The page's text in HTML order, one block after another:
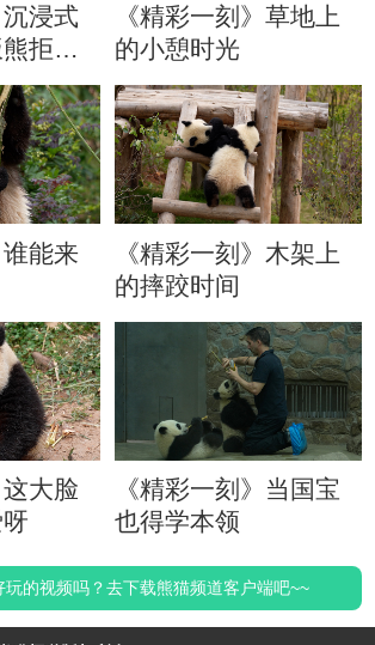
沉浸式
拒绝
《精彩一刻》草地上
的小憩时光
谁能来
《精彩一刻》木架上
的摔跤时间
这大脸
《精彩一刻》当国宝
也得学本领
玩的视频吗？去下载熊猫频道客户端吧~~